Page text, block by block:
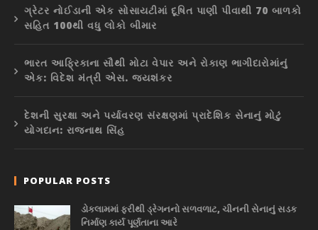
ગ્રેટર નોઈડાની એક સોસાયટીમાં દૂષિત પાણી પીવાથી 70 બાળકો
સહિત 100થી વધુ લોકો બીમાર
ભારત આફ્રિકાના સૌથી મોટા વેપાર અને રોકાણ ભાગીદારોમાંનું
એક: વિદેશ મંત્રી એસ. જયશંકર
દેશની સુરક્ષા અને પર્યાવરણ સંરક્ષણમાં પ્રાદેશિક સેનાનું મોટું
યોગદાન: રાજનાથ સિંહ
POPULAR POSTS
ડોકલામમાં ફરીથી ડ્રેગનનો સળવળાટ, ચીનની સેનાનું સડક
નિર્માણ કાર્ય પૂર્ણતાના આરે